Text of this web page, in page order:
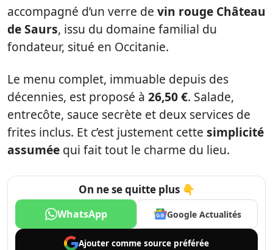
accompagné d’un verre de vin rouge Château
de Saurs, issu du domaine familial du
fondateur, situé en Occitanie.
Le menu complet, immuable depuis des
décennies, est proposé à 26,50 €. Salade,
entrecôte, sauce secrète et deux services de
frites inclus. Et c’est justement cette simplicité
assumée qui fait tout le charme du lieu.
On ne se quitte plus 👇
WhatsApp Google Actualités
Ajouter comme source préférée